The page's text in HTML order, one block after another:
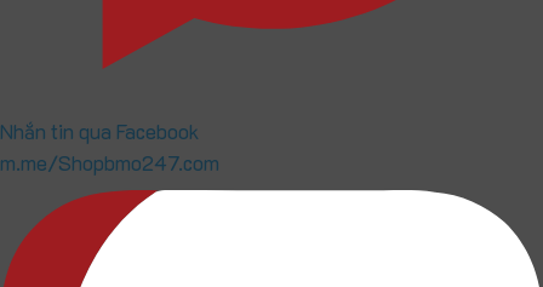
Nhắn tin qua Facebook
m.me/Shopbmo247.com